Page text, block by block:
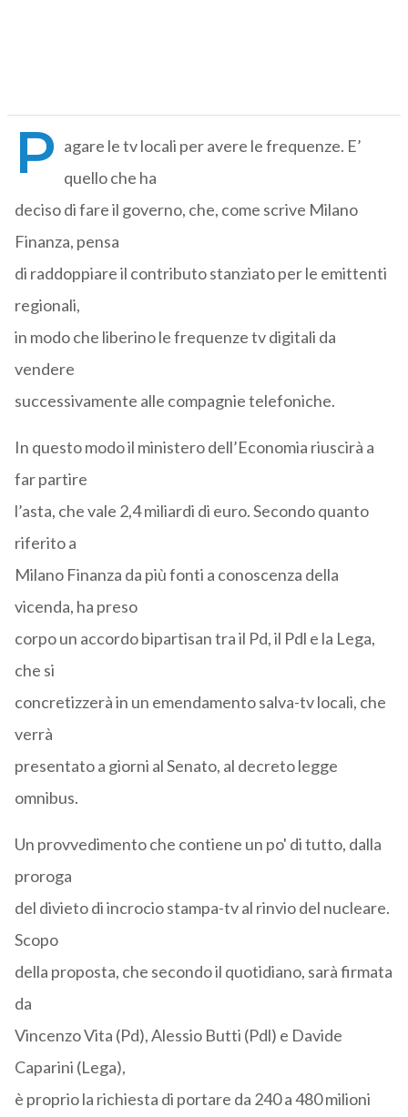
P agare le tv locali per avere le frequenze. E’
quello che ha
deciso di fare il governo, che, come scrive Milano
Finanza, pensa
di raddoppiare il contributo stanziato per le emittenti
regionali,
in modo che liberino le frequenze tv digitali da
vendere
successivamente alle compagnie telefoniche.
In questo modo il ministero dell’Economia riuscirà a
far partire
l’asta, che vale 2,4 miliardi di euro. Secondo quanto
riferito a
Milano Finanza da più fonti a conoscenza della
vicenda, ha preso
corpo un accordo bipartisan tra il Pd, il Pdl e la Lega,
che si
concretizzerà in un emendamento salva-tv locali, che
verrà
presentato a giorni al Senato, al decreto legge
omnibus.
Un provvedimento che contiene un po' di tutto, dalla
proroga
del divieto di incrocio stampa-tv al rinvio del nucleare.
Scopo
della proposta, che secondo il quotidiano, sarà firmata
da
Vincenzo Vita (Pd), Alessio Butti (Pdl) e Davide
Caparini (Lega),
è proprio la richiesta di portare da 240 a 480 milioni